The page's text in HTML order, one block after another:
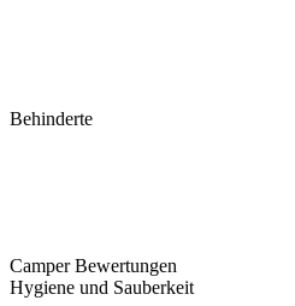
Behinderte
Camper Bewertungen
Hygiene und Sauberkeit